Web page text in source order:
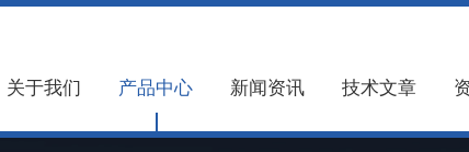
关于我们 产品中心 新闻资讯 技术文章